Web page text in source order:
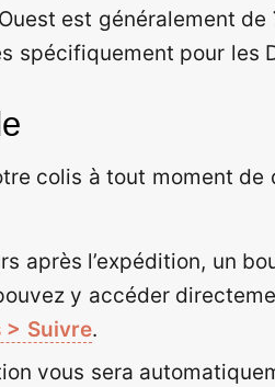
est généralement de
spécifiquement pour les
colis à tout moment de
après l’expédition, un
y accéder
> Suivre.
vous sera